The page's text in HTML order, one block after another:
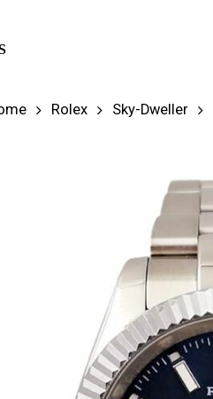
Rolex Sky-Dweller